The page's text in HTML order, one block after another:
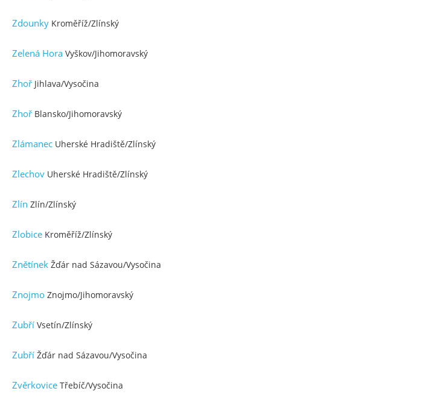
Zdounky Kroměříž/Zlínský
Zelená Hora Vyškov/Jihomoravský
Zhoř Jihlava/Vysočina
Zhoř Blansko/Jihomoravský
Zlámanec Uherské Hradiště/Zlínský
Zlechov Uherské Hradiště/Zlínský
Zlín Zlín/Zlínský
Zlobice Kroměříž/Zlínský
Znětínek Žďár nad Sázavou/Vysočina
Znojmo Znojmo/Jihomoravský
Zubří Vsetín/Zlínský
Zubří Žďár nad Sázavou/Vysočina
Zvěrkovice Třebíč/Vysočina